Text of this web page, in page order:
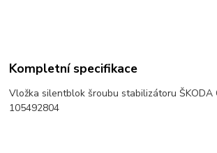
Kompletní specifikace
Vložka silentblok šroubu stabilizátoru ŠKODA
105492804